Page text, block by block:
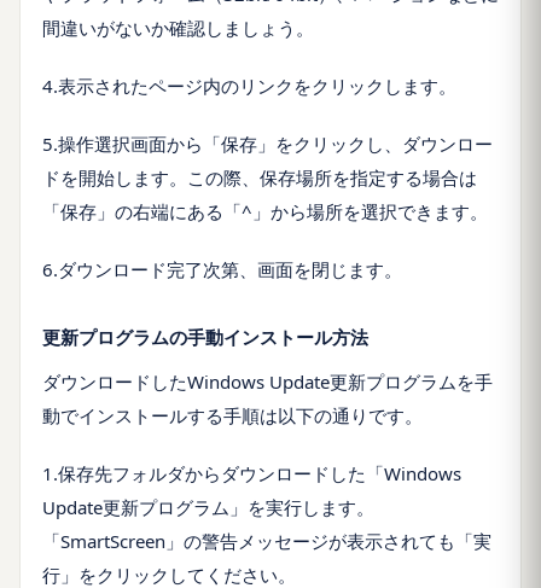
間違いがないか確認しましょう。
4.表示されたページ内のリンクをクリックします。
5.操作選択画面から「保存」をクリックし、ダウンロー
ドを開始します。この際、保存場所を指定する場合は
「保存」の右端にある「^」から場所を選択できます。
6.ダウンロード完了次第、画面を閉じます。
更新プログラムの手動インストール方法
ダウンロードしたWindows Update更新プログラムを手
動でインストールする手順は以下の通りです。
1.保存先フォルダからダウンロードした「Windows
Update更新プログラム」を実行します。
「SmartScreen」の警告メッセージが表示されても「実
行」をクリックしてください。